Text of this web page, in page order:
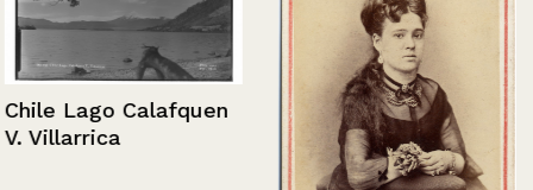
Chile Lago Calafquen
V. Villarrica